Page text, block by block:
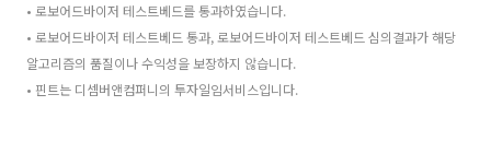
• 로보어드바이저 테스트베드를 통과하였습니다.
• 로보어드바이저 테스트베드 통과, 로보어드바이저 테스트베드 심의결과가 해당
알고리즘의 품질이나 수익성을 보장하지 않습니다.
• 핀트는 디셈버앤컴퍼니의 투자일임서비스입니다.